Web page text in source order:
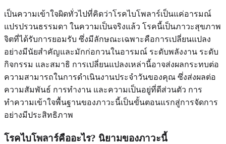
เป็นความเข้าใจผิดทั่วไปที่คิดว่าโรคไบโพลาร์เป็นแค่อารมณ์
แปรปรวนธรรมดา ในความเป็นจริงแล้ว โรคนี้เป็นภาวะสุขภาพ
จิตที่ได้รับการยอมรับ ซึ่งมีลักษณะเฉพาะคือการเปลี่ยนแปลง
อย่างมีนัยสำคัญและมักก่อกวนในอารมณ์ ระดับพลังงาน ระดับ
กิจกรรม และสมาธิ การเปลี่ยนแปลงเหล่านี้อาจส่งผลกระทบต่อ
ความสามารถในการดำเนินงานประจำวันของคุณ ซึ่งส่งผลต่อ
ความสัมพันธ์ การทำงาน และความเป็นอยู่ที่ดีส่วนตัว การ
ทำความเข้าใจพื้นฐานของภาวะนี้เป็นขั้นตอนแรกสู่การจัดการ
อย่างมีประสิทธิภาพ
โรคไบโพลาร์คืออะไร? นิยามของภาวะนี้